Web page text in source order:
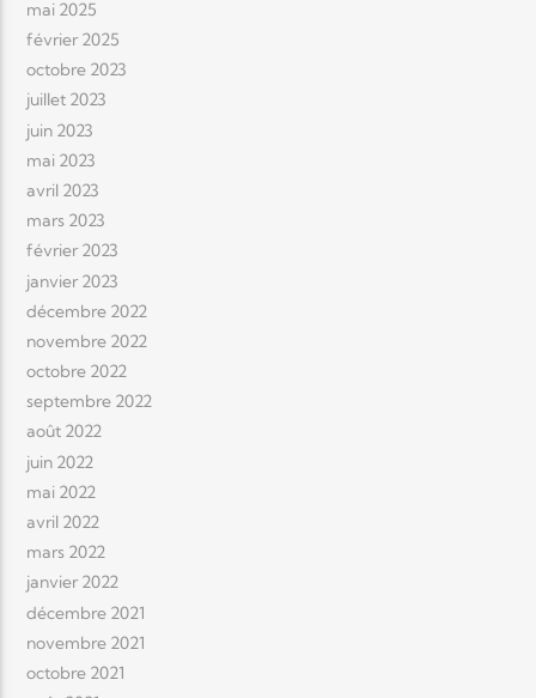
mai 2025
février 2025
octobre 2023
juillet 2023
juin 2023
mai 2023
avril 2023
mars 2023
février 2023
janvier 2023
décembre 2022
novembre 2022
octobre 2022
septembre 2022
août 2022
juin 2022
mai 2022
avril 2022
mars 2022
janvier 2022
décembre 2021
novembre 2021
octobre 2021